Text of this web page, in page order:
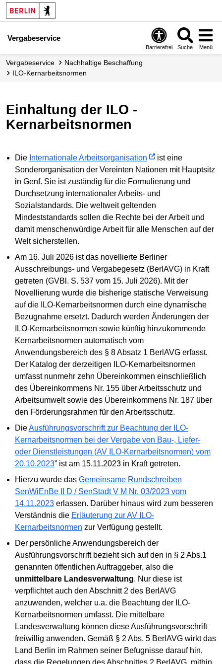
Vergabeservice
Barrierefrei Suche Menü
Vergabeservice
Nachhaltige Beschaffung
ILO-Kernarbeitsnormen
Einhaltung der ILO -
Kernarbeitsnormen
Die Internationale Arbeitsorganisation
ist eine
Sonderorganisation der Vereinten Nationen mit Hauptsitz
in Genf. Sie ist zuständig für die Formulierung und
Durchsetzung internationaler Arbeits- und
Sozialstandards. Die weltweit geltenden
Mindeststandards sollen die Rechte bei der Arbeit und
damit menschenwürdige Arbeit für alle Menschen auf der
Welt sicherstellen.
Am 16. Juli 2026 ist das novellierte Berliner
Ausschreibungs- und Vergabegesetz (BerlAVG) in Kraft
getreten (GVBl. S. 537 vom 15. Juli 2026). Mit der
Novellierung wurde die bisherige statische Verweisung
auf die ILO-Kernarbeitsnormen durch eine dynamische
Bezugnahme ersetzt. Dadurch werden Änderungen der
ILO-Kernarbeitsnormen sowie künftig hinzukommende
Kernarbeitsnormen automatisch vom
Anwendungsbereich des § 8 Absatz 1 BerlAVG erfasst.
Der Katalog der derzeitigen ILO-Kernarbeitsnormen
umfasst nunmehr zehn Übereinkommen einschließlich
des Übereinkommens Nr. 155 über Arbeitsschutz und
Arbeitsumwelt sowie des Übereinkommens Nr. 187 über
den Förderungsrahmen für den Arbeitsschutz.
DieAusführungsvorschrift zur Beachtung der ILO-
Kernarbeitsnormen bei der Vergabe von Bau-, Liefer-
oder Dienstleistungen (AV ILO-Kernarbeitsnormen) vom
20.10.2023” ist am 15.11.2023 in Kraft getreten.
Hierzu wurde das Gemeinsame Rundschreiben
SenWiEnBe II D / SenStadt V M Nr. 03/2023 vom
14.11.2023erlassen. Darüber hinaus wird zum besseren
Verständnis die Erläuterung zur AV ILO-
Kernarbeitsnormen zur Verfügung gestellt.
Der persönliche Anwendungsbereich der
Ausführungsvorschrift bezieht sich auf den in § 2 Abs.1
genannten öffentlichen Auftraggeber, also die
unmittelbare Landesverwaltung. Nur diese ist
verpflichtet auch den Abschnitt 2 des BerlAVG
anzuwenden, welcher u.a. die Beachtung der ILO-
Kernarbeitsnormen umfasst. Die mittelbare
Landesverwaltung können diese Ausführungsvorschrift
freiwillig anwenden. Gemäß § 2 Abs. 5 BerlAVG wirkt das
Land Berlin im Rahmen seiner Befugnisse darauf hin,
dass die Regelungen des Abschnittes 2 BerlAVG, mithin